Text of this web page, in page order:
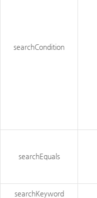
searchCondition
searchEquals
searchKeyword